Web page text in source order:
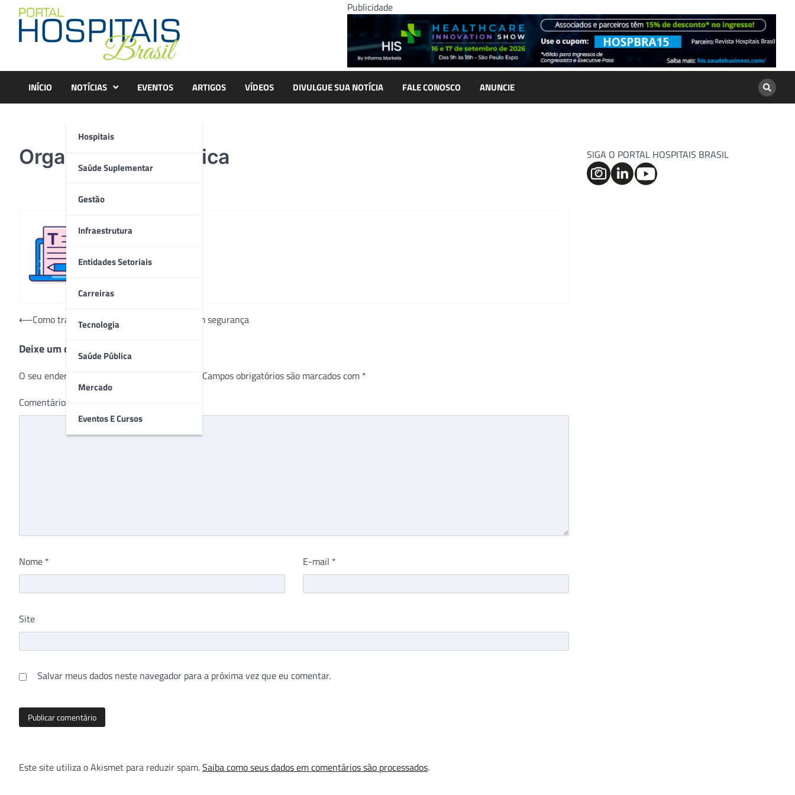
content
Publicidade
INÍCIO NOTÍCIAS
Hospitais
Saúde Suplementar
Gestão
Infraestrutura
Entidades Setoriais
Carreiras
Tecnologia
Saúde Pública
Mercado
Eventos E Cursos
EVENTOS ARTIGOS VÍDEOS DIVULGUE SUA NOTÍCIA FALE CONOSCO ANUNCIE
Organização – medica
Navegação
Post
⟵Como transportar objetos importantes com segurança
Deixe um comentário
O seu endereço de e-mail não será publicado. Campos obrigatórios são marcados com *
Comentário
Nome * E-mail *
Site
Salvar meus dados neste navegador para a próxima vez que eu comentar.
Este site utiliza o Akismet para reduzir spam.Saiba como seus dados em comentários são processados.
SIGA O PORTAL HOSPITAIS BRASIL